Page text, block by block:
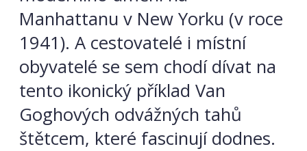
Manhattanu v New Yorku (v roce
1941). A cestovatelé i místní
obyvatelé se sem chodí dívat na
tento ikonický příklad Van
Goghových odvážných tahů
štětcem, které fascinují dodnes.